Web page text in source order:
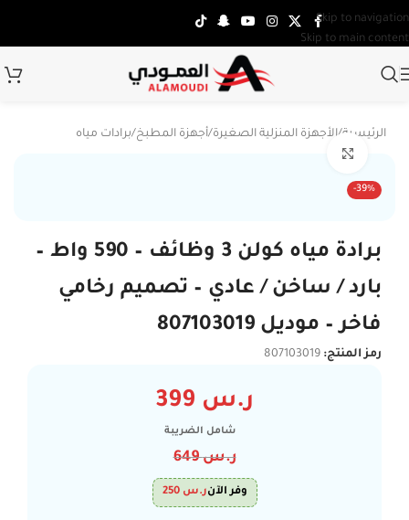
Skip to navigation
Skip to main content
الرئيسية/الأجهزة المنزلية الصغيرة/أجهزة المطبخ/برادات مياه
-39%
برادة مياه كولن 3 وظائف – 590 واط –
بارد / ساخن / عادي – تصميم رخامي
فاخر – موديل 807103019
رمز المنتج: 807103019
ر.س
شامل الضريبة
ر.س649
وفر الآنر.س 250